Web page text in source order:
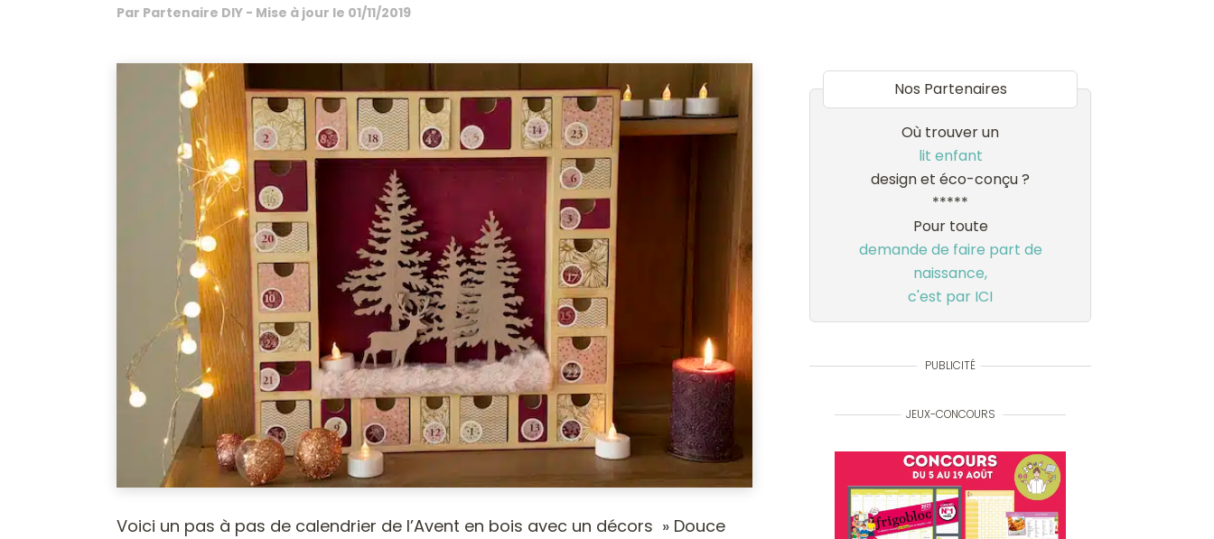
Par Partenaire DIY- Mise à jour le 01/11/2019
Voici un pas à pas de calendrier de l’Avent en bois avec un décors » Douce
Nos Partenaires
Où trouver un
lit enfant
design et éco-conçu ?
*****
Pour toute
demande de faire part de
naissance,
c'est par ICI
PUBLICITÉ
JEUX-CONCOURS